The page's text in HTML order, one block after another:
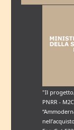
"Il
PNRR -